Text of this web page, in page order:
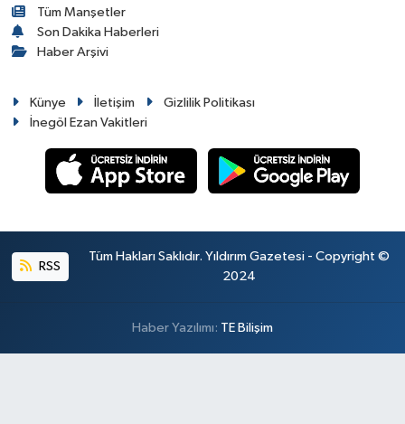
Tüm Manşetler
Son Dakika Haberleri
Haber Arşivi
Künye İletişim
Gizlilik Politikası
İnegöl Ezan Vakitleri
RSS
Tüm Hakları Saklıdır. Yıldırım Gazetesi - Copyright ©
2024
Haber Yazılımı: TE Bilişim